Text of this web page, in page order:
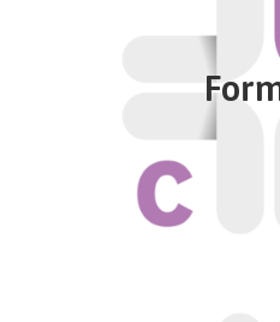
Scelta da chi desidera
ospedaliera anche presso
ospedaliera di €